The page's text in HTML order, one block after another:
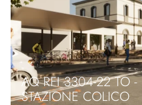
AQ RFI 3304-22 TO -
STAZIONE COLICO